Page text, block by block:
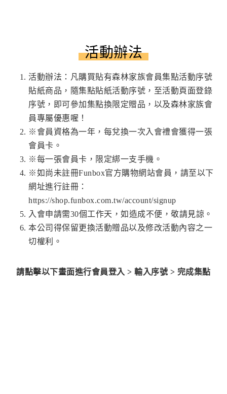
活動辦法
活動辦法：凡購買貼有森林家族會員集點活動序號
貼紙商品，隨集點貼紙活動序號，至活動頁面登錄
序號，即可參加集點換限定贈品，以及森林家族會
員專屬優惠喔！
※會員資格為一年，每兌換一次入會禮會獲得一張
會員卡。
※每一張會員卡，限定綁一支手機。
※如尚未註冊Funbox官方購物網站會員，請至以下
網址進行註冊：
https://shop.funbox.com.tw/account/signup
入會申請需30個工作天，如造成不便，敬請見諒。
本公司得保留更換活動贈品以及修改活動內容之一
切權利。
請點擊以下畫面進行會員登入 > 輸入序號 > 完成集點